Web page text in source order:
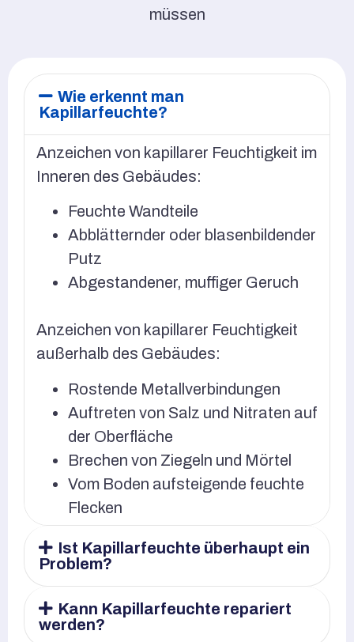
müssen
Wie erkennt man
Kapillarfeuchte?
Anzeichen von kapillarer Feuchtigkeit im
Inneren des Gebäudes:
Feuchte Wandteile
Abblätternder oder blasenbildender
Putz
Abgestandener, muffiger Geruch
Anzeichen von kapillarer Feuchtigkeit
außerhalb des Gebäudes:
Rostende Metallverbindungen
Auftreten von Salz und Nitraten auf
der Oberfläche
Brechen von Ziegeln und Mörtel
Vom Boden aufsteigende feuchte
Flecken
Ist Kapillarfeuchte überhaupt ein
Problem?
Kann Kapillarfeuchte repariert
werden?